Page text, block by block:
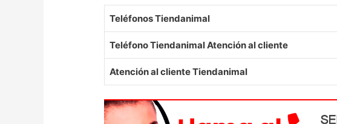
Teléfonos Tiendanimal
Teléfono Tiendanimal Atención al cliente
Atención al cliente Tiendanimal